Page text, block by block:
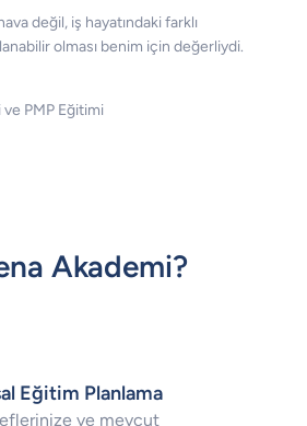
değil, iş hayatındaki farklı
olması benim için değerliydi.
PMP Eğitimi
Akademi?
Eğitim Planlama
ve mevcut